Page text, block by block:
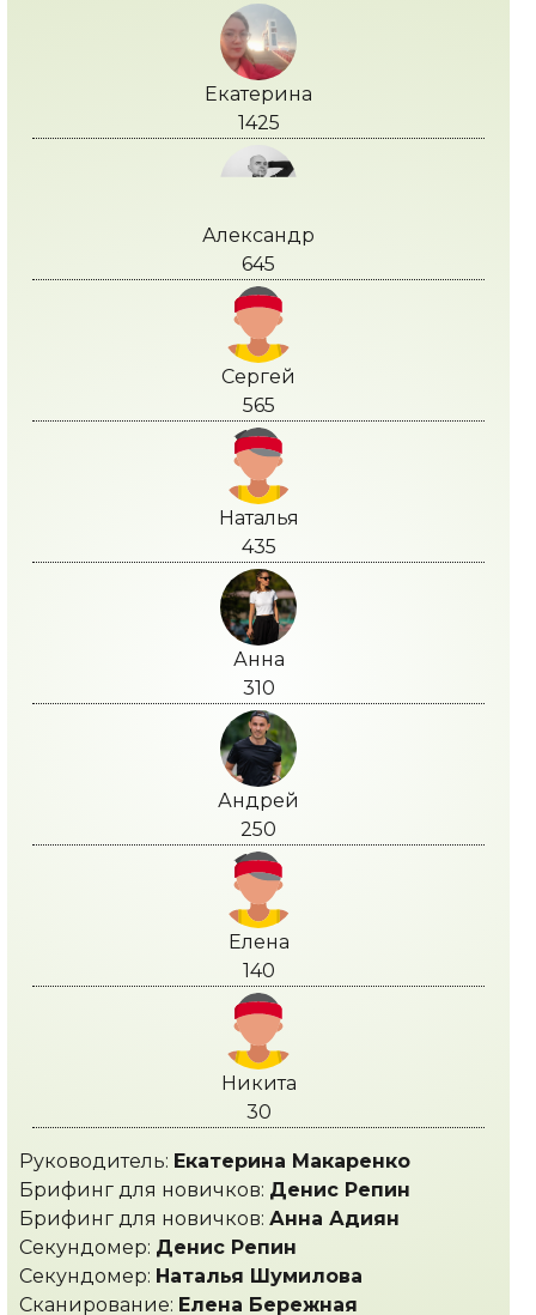
Екатерина
1425
Александр
645
Сергей
565
Наталья
435
Анна
310
Андрей
250
Елена
140
Никита
30
Руководитель: Екатерина Макаренко
Брифинг для новичков: Денис Репин
Брифинг для новичков: Анна Адиян
Секундомер: Денис Репин
Секундомер: Наталья Шумилова
Сканирование: Елена Бережная